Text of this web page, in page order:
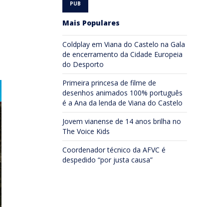
Mais Populares
Coldplay em Viana do Castelo na Gala
de encerramento da Cidade Europeia
do Desporto
Primeira princesa de filme de
desenhos animados 100% português
é a Ana da lenda de Viana do Castelo
Jovem vianense de 14 anos brilha no
The Voice Kids
Coordenador técnico da AFVC é
despedido “por justa causa”